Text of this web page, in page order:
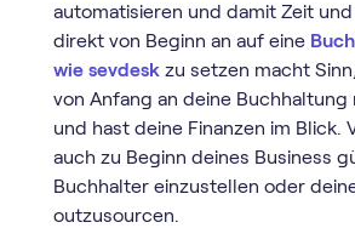
automatisieren und damit Zeit
direkt von Beginn an auf eine
wie sevdesk zu setzen macht
von Anfang an deine
und hast deine Finanzen im Blick.
auch zu Beginn deines Business
Buchhalter einzustellen oder
outzusourcen.